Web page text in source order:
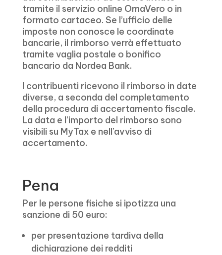
tramite il servizio online OmaVero o in
formato cartaceo. Se l’ufficio delle
imposte non conosce le coordinate
bancarie, il rimborso verrà effettuato
tramite vaglia postale o bonifico
bancario da Nordea Bank.
I contribuenti ricevono il rimborso in date
diverse, a seconda del completamento
della procedura di accertamento fiscale.
La data e l’importo del rimborso sono
visibili su MyTax e nell’avviso di
accertamento.
Pena
Per le persone fisiche si ipotizza una
sanzione di 50 euro:
per presentazione tardiva della
dichiarazione dei redditi